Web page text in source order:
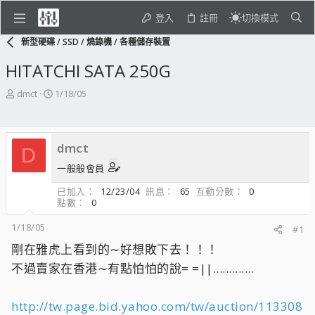
登入 註冊 切換模式
新型硬碟 / SSD / 燒錄機 / 各種儲存裝置
HITATCHI SATA 250G
主
起
人
dmct
開
期
1/18/05
D dmct
一般般會員
已加入
12/23/04 訊息 65 互動分數
0
點數
0
1/18/05
#1
剛在雅虎上看到的∼好想敗下去！！！
不過賣家在香港∼有點怕怕的說= =||.............
http://tw.page.bid.yahoo.com/tw/auction/113308